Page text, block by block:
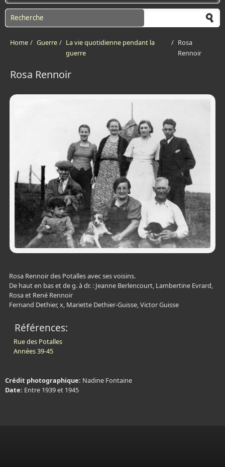
Search form
Home / Guerre / La vie quotidienne pendant la
guerre
/ Rosa
Rennoir
Rosa Rennoir
Rosa Rennoir des Potalles avec ses voisins.
De haut en bas et de g. à dr. : Jeanne Berlencourt, Lambertine Evrard,
Rosa et René Rennoir
Fernand Dethier, x, Mariette Dethier-Guisse, Victor Guisse
Références:
Rue des Potalles
Années 39-45
Crédit photographique: Nadine Fontaine
Date: Entre 1939 et 1945